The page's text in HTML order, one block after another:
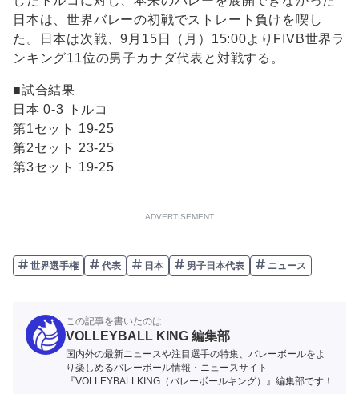
日本は、世界バレーの初戦でストレート負けを喫し
た。日本は次戦、9月15日（月）15:00よりFIVB世界ラ
ンキング11位の男子カナダ代表と対戦する。
■試合結果
日本 0-3 トルコ
第1セット 19-25
第2セット 23-25
第3セット 19-25
ADVERTISEMENT
世界選手権 代表 日本 男子日本代表 ニュース
この記事を書いたのは
VOLLEYBALL KING 編集部
国内外の最新ニュースや注目選手の特集、バレーボールをよ
り楽しめるバレーボール情報・ニュースサイト
『VOLLEYBALLKING（バレーボールキング）』編集部です！